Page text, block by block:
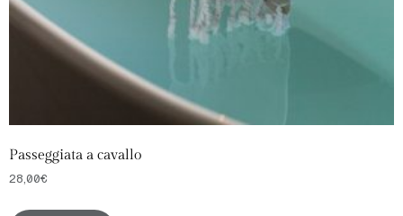
Passeggiata a cavallo
28,00€